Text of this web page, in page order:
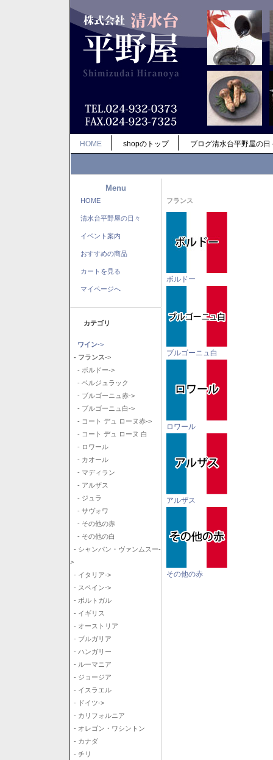
HOME shopのトップ ブログ清水台平野屋の日
Menu
HOME
清水台平野屋の日々
イベント案内
おすすめの商品
カートを見る
マイページへ
カテゴリ
ワイン->
- フランス->
- ボルドー->
- ベルジュラック
- ブルゴーニュ赤->
- ブルゴーニュ白->
- コート デュ ローヌ赤->
- コート デュ ローヌ 白
- ロワール
- カオール
- マディラン
- アルザス
- ジュラ
- サヴォワ
- その他の赤
- その他の白
- シャンパン・ヴァンムスー-
>
- イタリア->
- スペイン->
- ポルトガル
- イギリス
- オーストリア
- ブルガリア
- ハンガリー
- ルーマニア
- ジョージア
- イスラエル
- ドイツ->
- カリフォルニア
- オレゴン・ワシントン
- カナダ
- チリ
フランス
ボルドー
ブルゴーニュ白
ロワール
アルザス
その他の赤